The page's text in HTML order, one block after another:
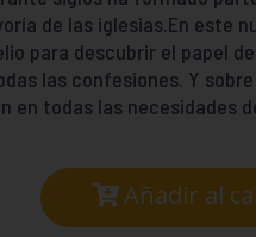
de las iglesias.En este
para descubrir el papel
las confesiones. Y sobre
en todas las necesidades
Añadir al